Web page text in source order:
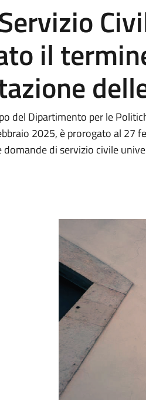
il
del Dipartimento per le
2025, è prorogato al 27
domande di servizio civile